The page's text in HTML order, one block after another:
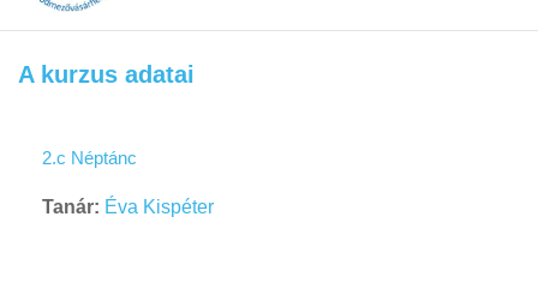
A kurzus adatai
2.c Néptánc
Tanár: Éva Kispéter